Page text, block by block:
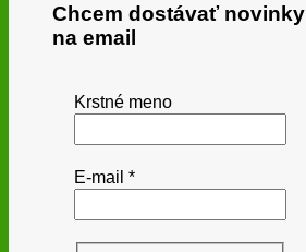
Chcem dostávať novinky
na email
Krstné meno
E-mail *